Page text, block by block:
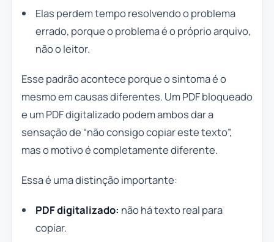
Elas perdem tempo resolvendo o problema
errado, porque o problema é o próprio arquivo,
não o leitor.
Esse padrão acontece porque o sintoma é o
mesmo em causas diferentes. Um PDF bloqueado
e um PDF digitalizado podem ambos dar a
sensação de “não consigo copiar este texto”,
mas o motivo é completamente diferente.
Essa é uma distinção importante:
PDF digitalizado: não há texto real para
copiar.